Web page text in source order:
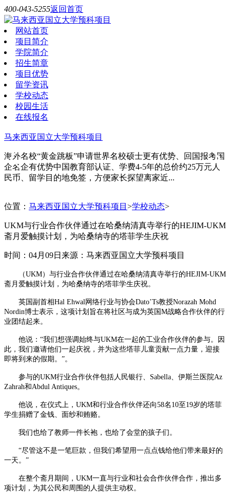
400-043-5255返回首页
网站首页
项目简介
学院简介
招生简章
项目优势
留学资讯
学校动态
校园生活
在线报名
马来西亚国立大学预科项目
海外名校“黄金跳板”申请世界名校硕士更有优势、回国报考国
企名企有优势中国教育部认证、学费4-5年的总价约25万元人
民币、留学目的地免签，方便家长探望离家近...
位置： 马来西亚国立大学预科项目 >学校动态>
UKM与行业合作伙伴通过在哈桑纳清真寺举行的HEJIM-UKM
斋月爱触摸计划，为哈桑纳寺的塔菲学生庆祝
时间：04月09日 来源：马来西亚国立大学预科项目
（UKM）与行业合作伙伴通过在哈桑纳清真寺举行的HEJIM-UKM
斋月爱触摸计划，为哈桑纳寺的塔菲学生庆祝。
英国副首相Hal Ehwal网络行业与协会Dato’Ts教授Norazah Mohd
Nordin博士表示，这项计划旨在将社区与成为英国M战略合作伙伴的行
业团结起来。
他说：“我们想强调始终与UKM在一起的工业合作伙伴的参与。因
此，我们邀请他们一起庆祝，并为这些塔菲儿童贡献一点力量，迎接
即将到来的假期。”。
参与的UKM行业合作伙伴包括人民银行、Sabella、伊斯兰医院Az
Zahrah和Abdul Antiques。
他说，在仪式上，UKM和行业合作伙伴还向58名10至19岁的塔菲
学生捐赠了金钱、面纱和贿赂。
我们也给了教师一件长袍，也给了会堂的孩子们。
“尽管这不是一笔巨款，但我们希望用一点点钱给他们带来最好的
一天。”
在整个斋月期间，UKM一直与行业和社会合作伙伴合作，推出多
项计划，为其公民和周围的人提供主动权。